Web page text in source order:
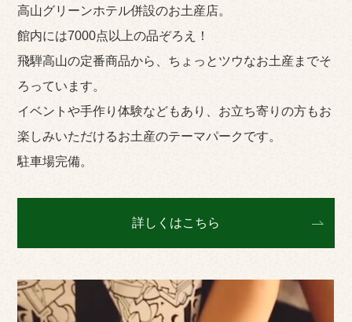
高山グリーンホテル併設のお土産店。
館内には7000点以上の品ぞろえ！
飛騨高山の定番商品から、ちょっとツウなお土産までそ
ろっています。
イベントや手作り体験などもあり、お立ち寄りの方もお
楽しみいただけるお土産のテーマパークです。
駐車場完備。
詳しくはこちら